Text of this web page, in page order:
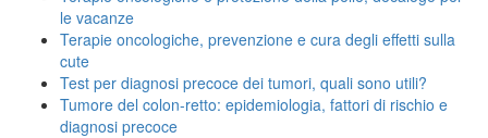
le vacanze
Terapie oncologiche, prevenzione e cura degli effetti sulla
cute
Test per diagnosi precoce dei tumori, quali sono utili?
Tumore del colon-retto: epidemiologia, fattori di rischio e
diagnosi precoce